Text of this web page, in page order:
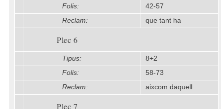
Folis:
42-57
Reclam:
que tant ha
Plec 6
Tipus:
8+2
Folis:
58-73
Reclam:
aixcom daquell
Plec 7